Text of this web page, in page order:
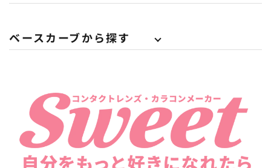
ベースカーブから探す